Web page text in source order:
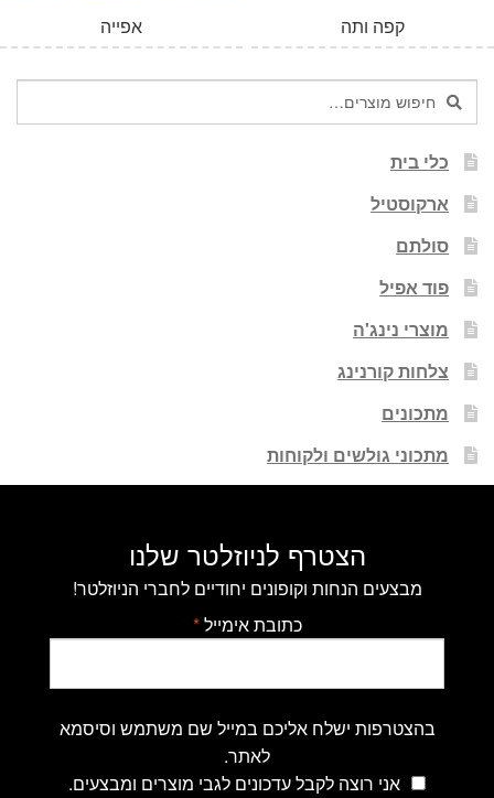
אפייה קפה ותה
חיפוש
עבור:
חיפוש
כלי בית
ארקוסטיל
סולתם
פוד אפיל
מוצרי נינג'ה
צלחות קורנינג
מתכונים
מתכוני גולשים ולקוחות
הצטרף לניוזלטר שלנו
מבצעים הנחות וקופונים יחודיים לחברי הניוזלטר!
כתובת אימייל*
בהצטרפות ישלח אליכם במייל שם משתמש וסיסמא
לאתר.
אני רוצה לקבל עדכונים לגבי מוצרים ומבצעים.